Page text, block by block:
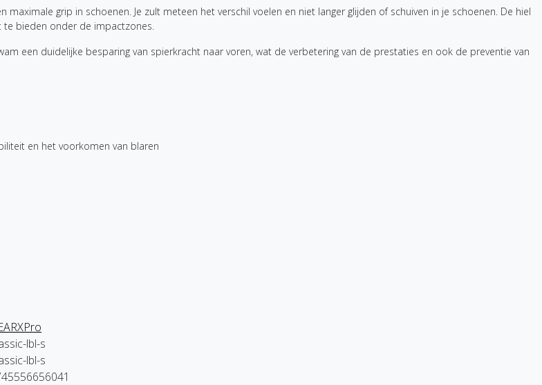
grip in schoenen. Je zult meteen het verschil voelen en niet langer glijden of schuiven in je schoenen. De hiel
te bieden onder de impactzones.
een duidelijke besparing van spierkracht naar voren, wat de verbetering van de prestaties en ook de preventie van
en het voorkomen van blaren
lbl-s
lbl-s